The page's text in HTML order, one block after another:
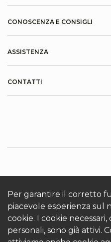
Per garantire il corretto
piacevole esperienza sul
cookie. I cookie
personali, sono già attivi.
CONOSCENZA E CONSIGLI
ASSISTENZA
CONTATTI
INFORMAZIONI SU